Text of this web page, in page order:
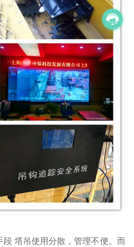
塔吊使用分散，管理不便。而